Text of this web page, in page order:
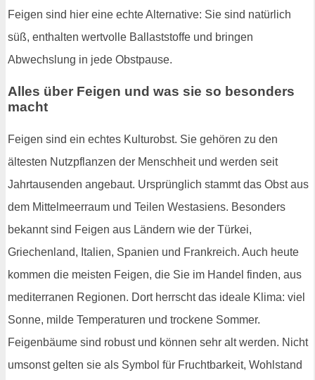
Feigen sind hier eine echte Alternative: Sie sind natürlich
süß, enthalten wertvolle Ballaststoffe und bringen
Abwechslung in jede Obstpause.
Alles über Feigen und was sie so besonders
macht
Feigen sind ein echtes Kulturobst. Sie gehören zu den
ältesten Nutzpflanzen der Menschheit und werden seit
Jahrtausenden angebaut. Ursprünglich stammt das Obst aus
dem Mittelmeerraum und Teilen Westasiens. Besonders
bekannt sind Feigen aus Ländern wie der Türkei,
Griechenland, Italien, Spanien und Frankreich. Auch heute
kommen die meisten Feigen, die Sie im Handel finden, aus
mediterranen Regionen. Dort herrscht das ideale Klima: viel
Sonne, milde Temperaturen und trockene Sommer.
Feigenbäume sind robust und können sehr alt werden. Nicht
umsonst gelten sie als Symbol für Fruchtbarkeit, Wohlstand